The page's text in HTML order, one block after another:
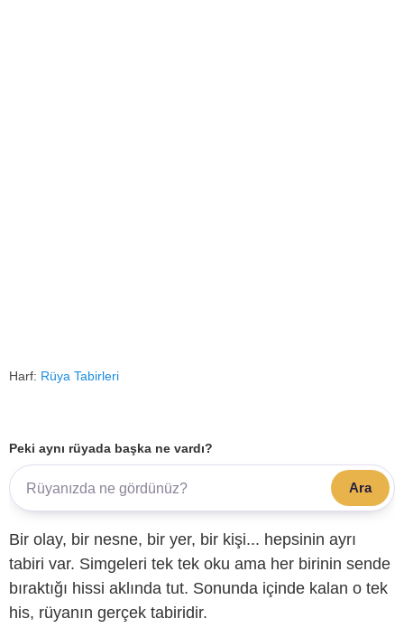
Harf: Rüya Tabirleri
Peki aynı rüyada başka ne vardı?
Ara
Bir olay, bir nesne, bir yer, bir kişi... hepsinin ayrı
tabiri var. Simgeleri tek tek oku ama her birinin sende
bıraktığı hissi aklında tut. Sonunda içinde kalan o tek
his, rüyanın gerçek tabiridir.